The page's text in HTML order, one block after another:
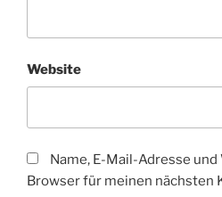
Website
Name, E-Mail-Adresse
Browser für meinen nächsten